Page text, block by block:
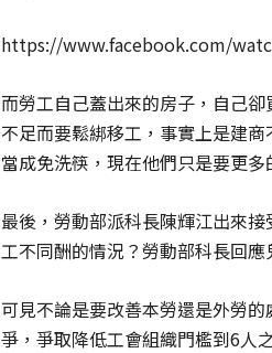
https://www.facebook.com/
而勞工自己蓋出來的房子，自己
不足而要鬆綁移工，事實上是建
當成免洗筷，現在他們只是要更多
最後，勞動部派科長陳輝江出來
工不同酬的情況？勞動部科長回
可見不論是要改善本勞還是外勞
爭，爭取降低工會組織門檻到6人